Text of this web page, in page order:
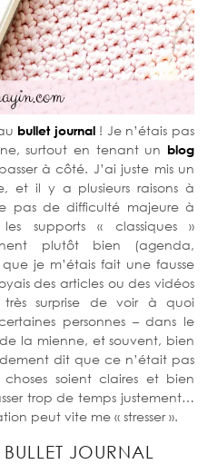
bullet journal! Je n’étais pas
surtout en tenant un blog
à côté. J’ai juste mis un
et il y a plusieurs raisons à
pas de difficulté majeure à
supports « classiques »
plutôt bien (agenda,
je m’étais fait une fausse
des articles ou des vidéos
très surprise de voir à quoi
personnes – dans le
la mienne, et souvent, bien
dit que ce n’était pas
soient claires et bien
trop de temps justement…
peut vite me « stresser ».
JOURNAL